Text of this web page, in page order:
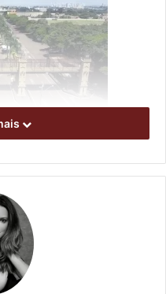
institucional
um processo
de cinco
do certame foi a
proposta de R$
determinado pelo
informações e